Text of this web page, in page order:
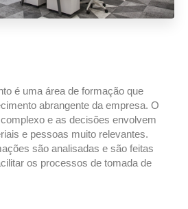
é uma área de formação que
abrangente da empresa. O
e as decisões envolvem
e pessoas muito relevantes.
são analisadas e são feitas
os processos de tomada de